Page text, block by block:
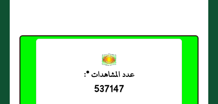
عدد المشاهدات *:
537147